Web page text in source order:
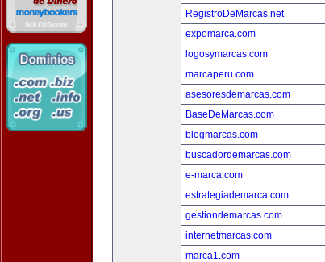
RegistroDeMarcas.net
expomarca.com
logosymarcas.com
marcaperu.com
asesoresdemarcas.com
BaseDeMarcas.com
blogmarcas.com
buscadordemarcas.com
e-marca.com
estrategiademarca.com
gestiondemarcas.com
internetmarcas.com
marca1.com